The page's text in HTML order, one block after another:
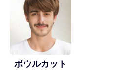
ボウルカット